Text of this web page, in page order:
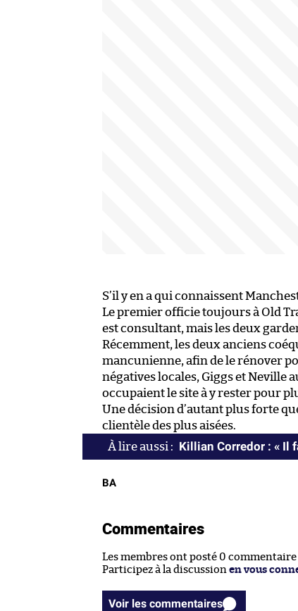
S’il y en a qui connaissent
Le premier officie toujours à Old
est consultant, mais les deux
Récemment, les deux anciens
mancunienne, afin de le rénover
négatives locales, Giggs et Neville
occupaient le site à y rester pour
Une décision d’autant plus forte
clientèle des plus aisées.
Killian Corredor : « Il
BA
Commentaires
Les membres ont posté 0
Participez à la discussion en vous
Voir les commentaires